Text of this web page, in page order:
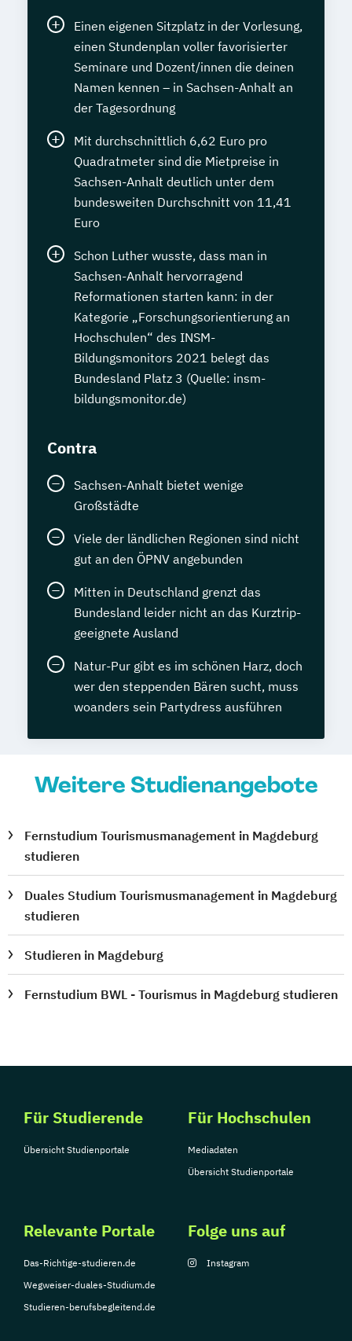
Einen eigenen Sitzplatz in der Vorlesung,
einen Stundenplan voller favorisierter
Seminare und Dozent/innen die deinen
Namen kennen – in Sachsen-Anhalt an
der Tagesordnung
Mit durchschnittlich 6,62 Euro pro
Quadratmeter sind die Mietpreise in
Sachsen-Anhalt deutlich unter dem
bundesweiten Durchschnitt von 11,41
Euro
Schon Luther wusste, dass man in
Sachsen-Anhalt hervorragend
Reformationen starten kann: in der
Kategorie „Forschungsorientierung an
Hochschulen“ des INSM-
Bildungsmonitors 2021 belegt das
Bundesland Platz 3 (Quelle: insm-
bildungsmonitor.de)
Contra
Sachsen-Anhalt bietet wenige
Großstädte
Viele der ländlichen Regionen sind nicht
gut an den ÖPNV angebunden
Mitten in Deutschland grenzt das
Bundesland leider nicht an das Kurztrip-
geeignete Ausland
Natur-Pur gibt es im schönen Harz, doch
wer den steppenden Bären sucht, muss
woanders sein Partydress ausführen
Weitere Studienangebote
Fernstudium Tourismusmanagement in Magdeburg
studieren
Duales Studium Tourismusmanagement in Magdeburg
studieren
Studieren in Magdeburg
Fernstudium BWL - Tourismus in Magdeburg studieren
Für Studierende
Übersicht Studienportale
Für Hochschulen
Mediadaten
Übersicht Studienportale
Relevante Portale
Das-Richtige-studieren.de
Wegweiser-duales-Studium.de
Studieren-berufsbegleitend.de
Folge uns auf
Instagram